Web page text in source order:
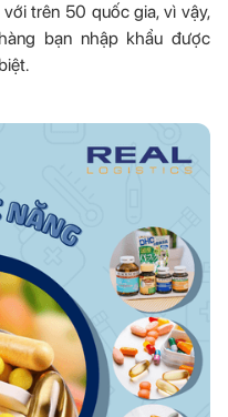
trên 50 quốc gia, vì vậy,
bạn nhập khẩu được